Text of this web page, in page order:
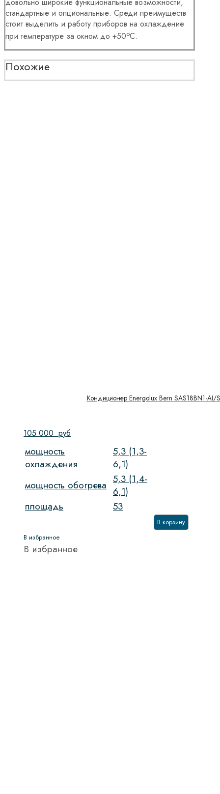
стандартные и опциональные. Среди преимуществ
стоит выделить и работу приборов на охлаждение
при температуре за окном до +50оС.
Похожие
Кондиционер Energolux Bern SAS18BN1-AI/
105 000 руб
мощность
охлаждения
5,3 (1,3-
6,1)
мощность обогрева 5,3 (1,4-
6,1)
площадь
53
В корзину
В избранное
В избранное